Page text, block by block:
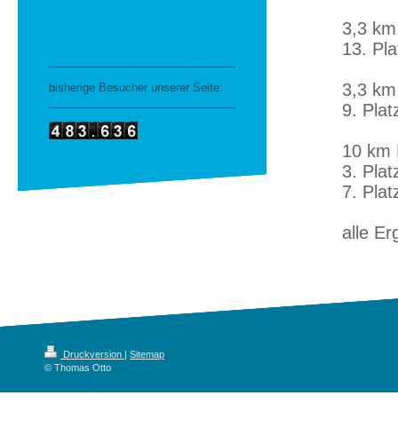
bisherige Besucher unserer Seite:
3,3
13.
3,3
9.
10 km
3.
7.
alle
Druckversion | Sitemap
© Thomas Otto